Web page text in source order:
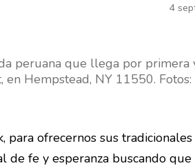
4
peruana que llega por primera
Hempstead, NY 11550.
ofrecernos sus tradicionales
de fe y esperanza buscando